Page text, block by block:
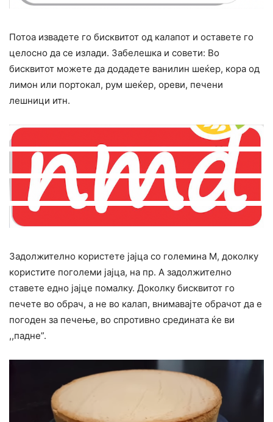
Потоа извадете го бисквитот од калапот и оставете го
целосно да се излади. Забелешка и совети: Во
бисквитот можете да додадете ванилин шеќер, кора од
лимон или портокал, рум шеќер, ореви, печени
лешници итн.
Задолжително користете јајца со големина М, доколку
користите поголеми јајца, на пр. А задолжително
ставете едно јајце помалку. Доколку бисквитот го
печете во обрач, а не во калап, внимавајте обрачот да е
погоден за печење, во спротивно средината ќе ви
,,падне”.